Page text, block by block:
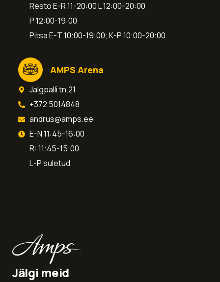
Resto E-R 11-20:00 L 12:00-20:00
P 12:00-19:00
Pitsa E-T 10:00-19:00; K-P 10:00-20:00
AMPS Arena
Jalgpalli tn.21
+372 5014848
andrus@amps.ee
E-N 11:45-16:00
R: 11:45-15:00
L-P suletud
Jälgi meid